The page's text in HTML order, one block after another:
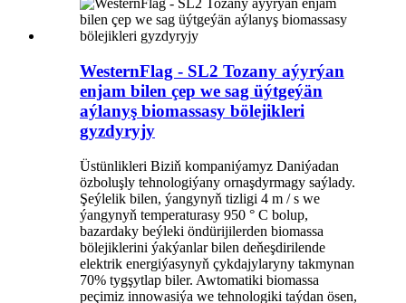
WesternFlag - SL2 Tozany aýyrýan
enjam bilen çep we sag üýtgeýän
aýlanyş biomassasy bölejikleri
gyzdyryjy
Üstünlikleri Biziň kompaniýamyz Daniýadan
özboluşly tehnologiýany ornaşdyrmagy saýlady.
Şeýlelik bilen, ýangynyň tizligi 4 m / s we
ýangynyň temperaturasy 950 ° C bolup,
bazardaky beýleki öndürijilerden biomassa
bölejiklerini ýakýanlar bilen deňeşdirilende
elektrik energiýasynyň çykdajylaryny takmynan
70% tygşytlap biler. Awtomatiki biomassa
peçimiz innowasiýa we tehnologiki taýdan ösen,